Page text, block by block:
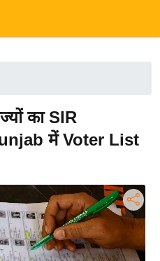
का SIR
में Voter List